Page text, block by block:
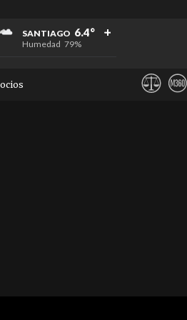
SANTIAGO 6.4°
Humedad 79%
+
+
+